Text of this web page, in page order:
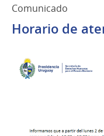
Comunicado
Horario de